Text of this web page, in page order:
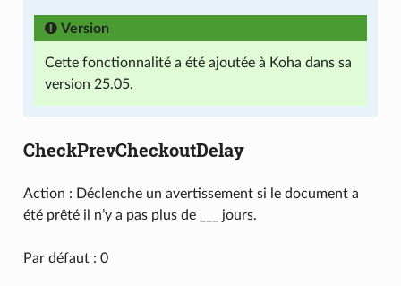
Version
Cette fonctionnalité a été ajoutée à Koha dans sa
version 25.05.
CheckPrevCheckoutDelay
Action : Déclenche un avertissement si le document a
été prêté il n’y a pas plus de ___ jours.
Par défaut : 0